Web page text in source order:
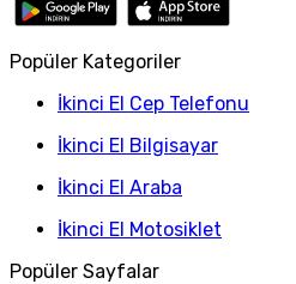
Popüler Kategoriler
İkinci El Cep Telefonu
İkinci El Bilgisayar
İkinci El Araba
İkinci El Motosiklet
Popüler Sayfalar